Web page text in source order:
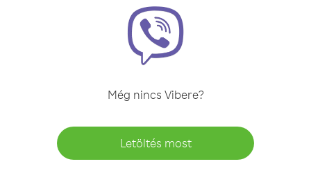
Még nincs Vibere?
Letöltés most